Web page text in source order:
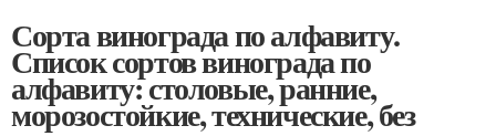
Сорта винограда по алфавиту.
Список сортов винограда по
алфавиту: столовые, ранние,
морозостойкие, технические, без